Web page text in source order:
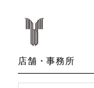
店舗・事務所